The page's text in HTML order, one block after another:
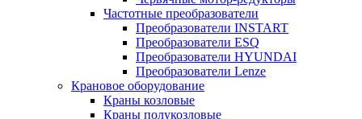
Частотные преобразователи
Преобразователи INSTART
Преобразователи ESQ
Преобразователи HYUNDAI
Преобразователи Lenze
Крановое оборудование
Краны козловые
Краны полукозловые